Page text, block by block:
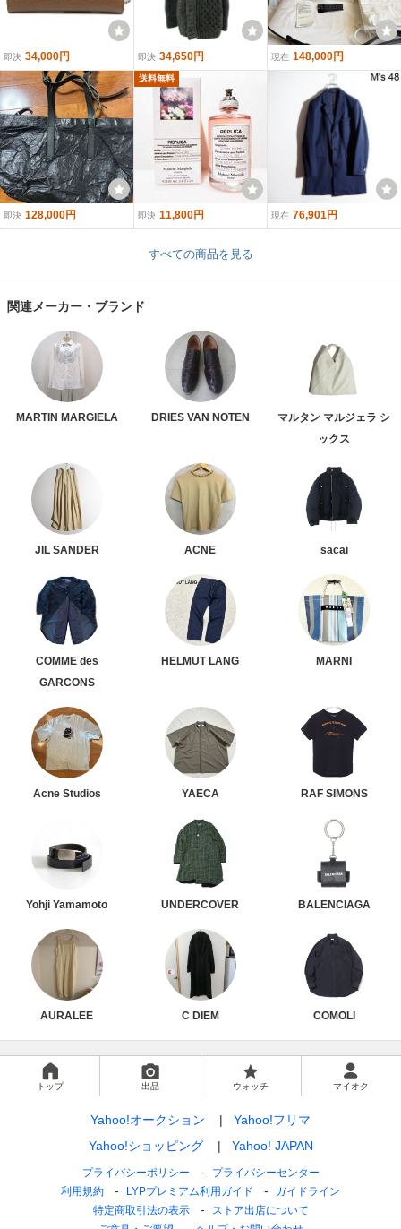
即決 34,000円 即決 34,650円 現在 148,000円
即決 128,000円
送料無料
即決 11,800円 現在 76,901円
すべての商品を見る
関連メーカー・ブランド
MARTIN MARGIELA DRIES VAN NOTEN
マルタン マルジェラ シ
ックス
JIL SANDER ACNE sacai
COMME des
GARCONS
HELMUT LANG MARNI
Acne Studios YAECA RAF SIMONS
Yohji Yamamoto UNDERCOVER BALENCIAGA
AURALEE C DIEM COMOLI
トップ 出品 ウォッチ マイオク
Yahoo!オークション
Yahoo!フリマ
Yahoo!ショッピング
Yahoo! JAPAN
プライバシーポリシー
プライバシーセンター
利用規約
LYPプレミアム利用ガイド
ガイドライン
特定商取引法の表示
ストア出店について